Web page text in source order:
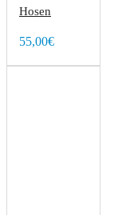
Hosen
55,00€